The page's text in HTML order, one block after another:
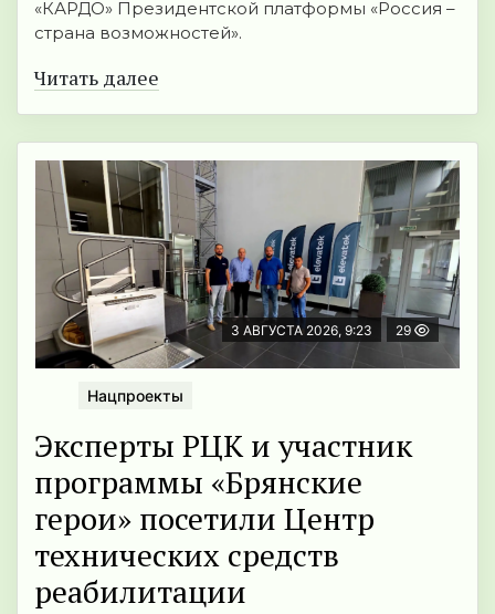
«КАРДО» Президентской платформы «Россия –
страна возможностей».
Читать далее
3 АВГУСТА 2026, 9:23 29
Нацпроекты
Эксперты РЦК и участник
программы «Брянские
герои» посетили Центр
технических средств
реабилитации